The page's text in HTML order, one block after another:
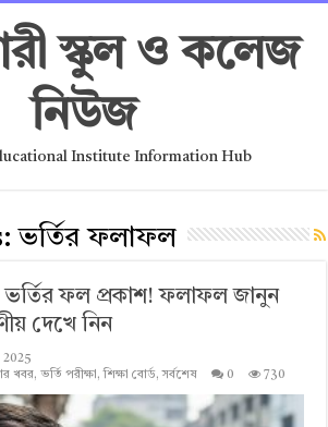
স্কুল ও কলেজ
নিউজ
Institute Information Hub
ভর্তির ফলাফল
ভর্তির ফল প্রকাশ! ফলাফল জানুন
দেখে নিন
2025
খবর,ভর্তি পরীক্ষা ,শিক্ষা বোর্ড,সর্বশেষ 0 730